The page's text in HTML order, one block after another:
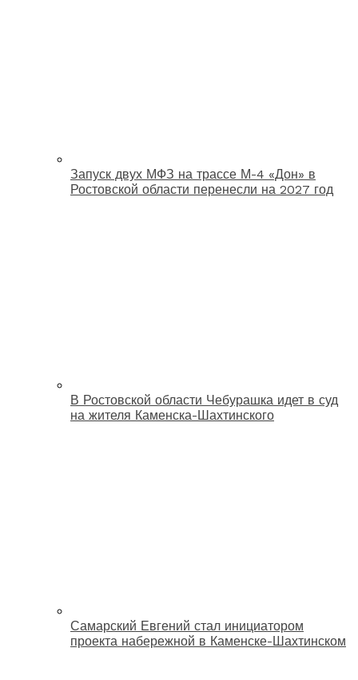
Запуск двух МФЗ на трассе М-4 «Дон» в
Ростовской области перенесли на 2027 год
В Ростовской области Чебурашка идет в суд
на жителя Каменска-Шахтинского
Самарский Евгений стал инициатором
проекта набережной в Каменске-Шахтинском